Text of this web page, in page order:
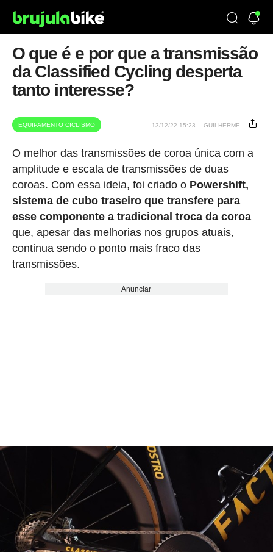
O que é e por que a transmissão
da Classified Cycling desperta
tanto interesse?
EQUIPAMENTO CICLISMO 13/12/22 15:23 GUILHERME
O melhor das transmissões de coroa única com a
amplitude e escala de transmissões de duas
coroas. Com essa ideia, foi criado o Powershift,
sistema de cubo traseiro que transfere para
esse componente a tradicional troca da coroa
que, apesar das melhorias nos grupos atuais,
continua sendo o ponto mais fraco das
transmissões.
Anunciar